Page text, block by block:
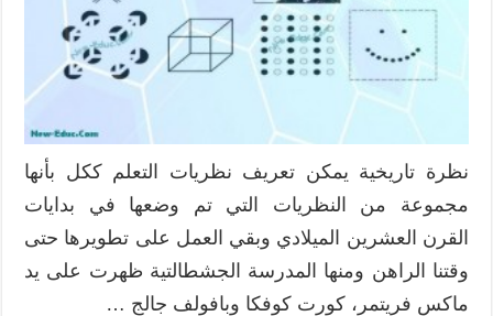
نظرة تاريخية يمكن تعريف نظريات التعلم ككل بأنها
مجموعة من النظريات التي تم وضعها في بدايات
القرن العشرين الميلادي وبقي العمل على تطويرها حتى
وقتنا الراهن ومنها المدرسة الجشطالتية ظهرت على يد
ماكس فريتمر، كورت كوفكا وبافولف جالج …